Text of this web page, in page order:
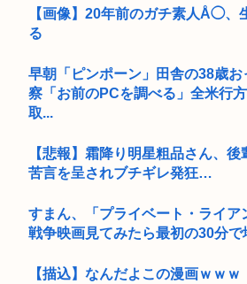
【画像】20年前のガチ素人Å◯、
る
早朝「ピンポーン」田舎の38歳
察「お前のPCを調べる」全米行
取...
【悲報】霜降り明星粗品さん、
苦言を呈されブチギレ発狂…
すまん、「プライベート・ライア
戦争映画見てみたら最初の30分
【描込】なんだよこの漫画ｗｗｗ